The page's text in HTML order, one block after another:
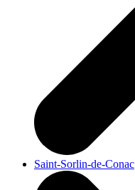
Saint-Sorlin-de-Conac